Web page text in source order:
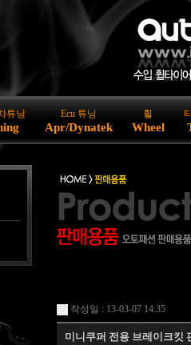
튜닝 Ecu 튜닝
Apr/Dynatek
휠
Wheel
작성일 : 13-03-07 14:35
미니쿠퍼 전용 브레이크킷